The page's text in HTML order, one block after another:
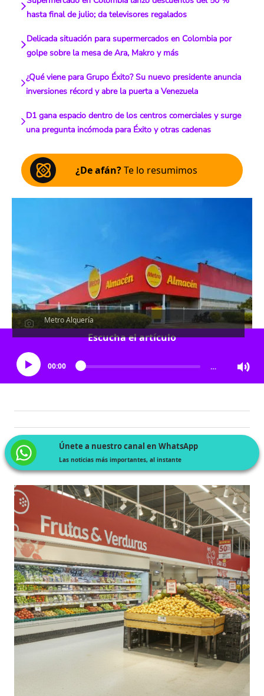
hasta final de julio; da televisores regalados
Delicada situación para supermercados en Colombia por
golpe sobre la mesa de Ara, Makro y más
¿Qué viene para Grupo Éxito? Su nuevo presidente anuncia
inversiones récord y abre la puerta a Venezuela
D1 gana espacio dentro de los centros comerciales y surge
una pregunta incómoda para Éxito y otras cadenas
¿De afán?Te lo resumimos
Metro Alquería
Escucha el artículo
00:00 …
Únete a nuestro canal en WhatsApp
Las noticias más importantes, al instante